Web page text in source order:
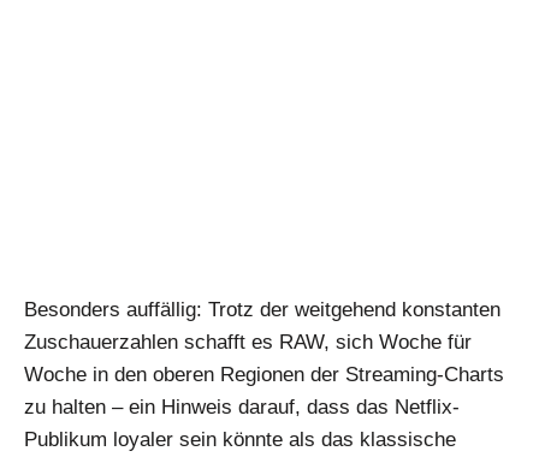
Besonders auffällig: Trotz der weitgehend konstanten
Zuschauerzahlen schafft es RAW, sich Woche für
Woche in den oberen Regionen der Streaming-Charts
zu halten – ein Hinweis darauf, dass das Netflix-
Publikum loyaler sein könnte als das klassische